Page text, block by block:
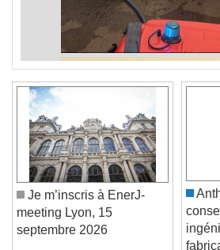
Je m’inscris à EnerJ-
meeting Lyon, 15